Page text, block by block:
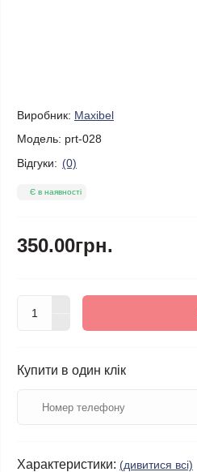
Виробник: Maxibel
Модель: prt-028
Відгуки: (0)
Є в наявності
350.00грн.
Купити в один клік
Характеристики: (дивитися всі)